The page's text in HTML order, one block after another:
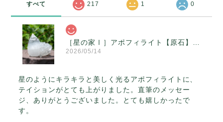
すべて 217 1 0
2026/05/14
星のようにキラキラと美しく光るアポフィライトに、
テイションがとても上がりました。直筆のメッセー
ジ、ありがとうございました。とても嬉しかったで
す。